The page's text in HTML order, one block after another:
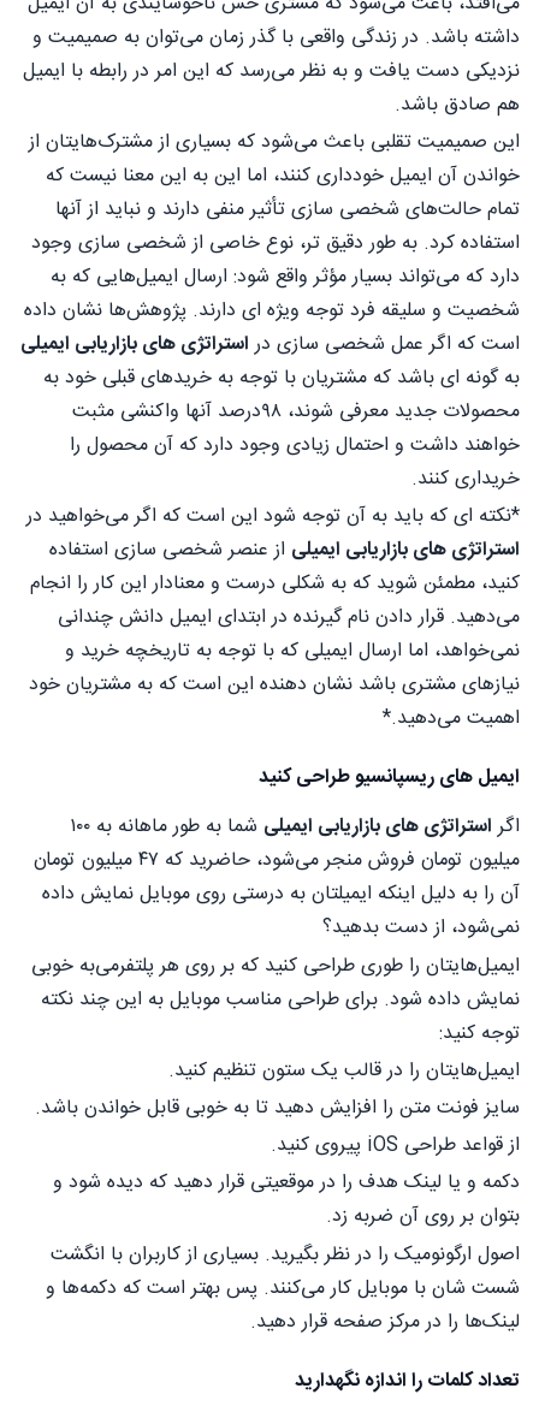
داشته باشد. در زندگی واقعی با گذر زمان می‌توان به صمیمیت و
نزدیکی دست یافت و به نظر می‌رسد که این امر در رابطه با ایمیل
هم صادق باشد.
این صمیمیت تقلبی باعث می‌شود که بسیاری از مشترک‌های‎تان از
خواندن آن ایمیل خودداری کنند، اما این به این معنا نیست که
تمام حالت‌های شخصی سازی تأثیر منفی دارند و نباید از آنها
استفاده کرد. به طور دقیق تر، نوع خاصی از شخصی سازی وجود
دارد که می‌تواند بسیار مؤثر واقع شود: ارسال ایمیل‌هایی که به
شخصیت و سلیقه فرد توجه ویژه ای دارند. پژوهش‌ها نشان داده
است که اگر عمل شخصی سازی دراستراتژی های بازاریابی ایمیلی
به گونه ای باشد که مشتریان با توجه به خریدهای قبلی خود به
محصولات جدید معرفی شوند، ۹۸درصد آنها واکنشی مثبت
خواهند داشت و احتمال زیادی وجود دارد که آن محصول را
خریداری کنند.
*نکته ای که باید به آن توجه شود این است که اگر می‌خواهید در
استراتژی های بازاریابی ایمیلی از عنصر شخصی سازی استفاده
کنید، مطمئن شوید که به شکلی درست و معنادار این کار را انجام
می‌دهید. قرار دادن نام گیرنده در ابتدای ایمیل دانش چندانی
نمی‌خواهد، اما ارسال ایمیلی که با توجه به تاریخچه خرید و
نیازهای مشتری باشد نشان دهنده این است که به مشتریان خود
اهمیت می‌دهید.*
ایمیل های ریسپانسیو طراحی کنید
اگراستراتژی های بازاریابی ایمیلی
شما به طور ماهانه به ۱۰۰
میلیون تومان فروش منجر می‌شود، حاضرید که ۴۷ میلیون تومان
آن را به دلیل اینکه ایمیل‏تان به درستی روی موبایل نمایش داده
نمی‌شود، از دست بدهید؟
ایمیل‌های‎تان را طوری طراحی کنید که بر روی هر پلتفرمی‌به خوبی
نمایش داده شود. برای طراحی مناسب موبایل به این چند نکته
توجه کنید:
ایمیل‌های‎تان را در قالب یک ستون تنظیم کنید.
سایز فونت متن را افزایش دهید تا به خوبی قابل خواندن باشد.
از قواعد طراحی iOS پیروی کنید.
دکمه و یا لینک هدف را در موقعیتی قرار دهید که دیده شود و
بتوان بر روی آن ضربه زد.
اصول ارگونومیک را در نظر بگیرید. بسیاری از کاربران با انگشت
شست شان با موبایل کار می‌کنند. پس بهتر است که دکمه‌ها و
لینک‌ها را در مرکز صفحه قرار دهید.
تعداد کلمات را اندازه نگهدارید